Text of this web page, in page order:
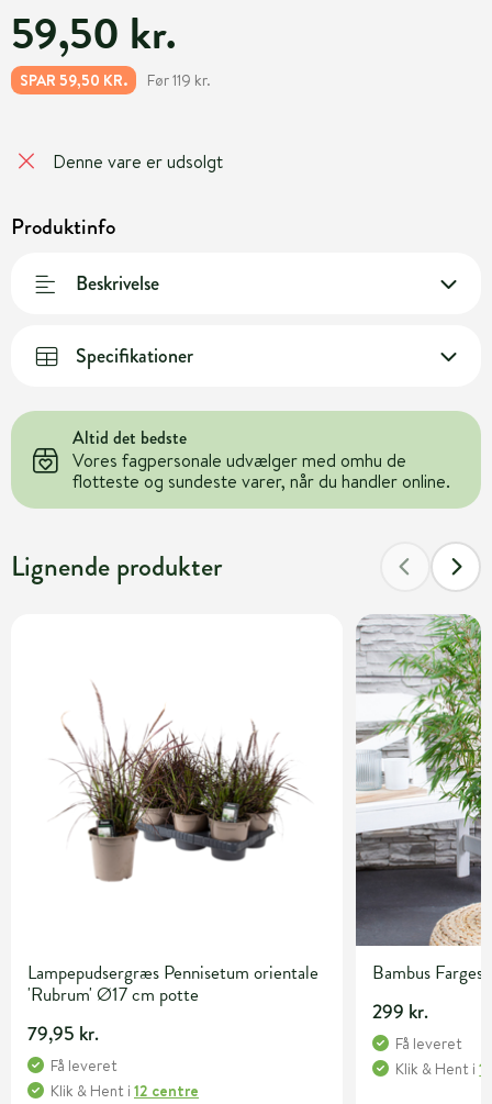
59,50 kr.
SPAR 59,50 KR. Før 119 kr.
Denne vare er udsolgt
Produktinfo
Beskrivelse
Specifikationer
Altid det bedste
Vores fagpersonale udvælger med omhu de
flotteste og sundeste varer, når du handler online.
Lignende produkter
Lampepudsergræs Pennisetum orientale
'Rubrum' Ø17 cm potte
79,95 kr.
Få leveret
Klik & Hent i 12 centre
Bambus
299 kr.
Få leveret
Klik & Hent i